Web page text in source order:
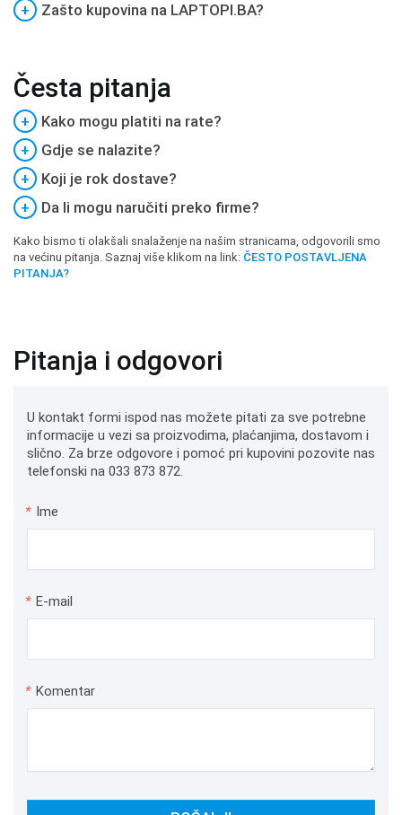
+
Zašto kupovina na LAPTOPI.BA?
Česta pitanja
+
Kako mogu platiti na rate?
+
Gdje se nalazite?
+
Koji je rok dostave?
+
Da li mogu naručiti preko firme?
Kako bismo ti olakšali snalaženje na našim stranicama, odgovorili smo
na većinu pitanja. Saznaj više klikom na link: ČESTO POSTAVLJENA
PITANJA?
Pitanja i odgovori
U kontakt formi ispod nas možete pitati za sve potrebne
informacije u vezi sa proizvodima, plaćanjima, dostavom i
slično. Za brze odgovore i pomoć pri kupovini pozovite nas
telefonski na 033 873 872.
* Ime
* E-mail
* Komentar